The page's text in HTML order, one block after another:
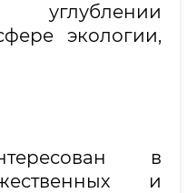
экологии,
в
и